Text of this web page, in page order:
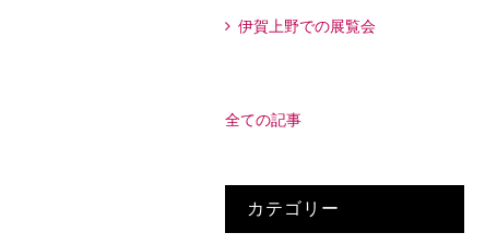
伊賀上野での展覧会
全ての記事
カテゴリー